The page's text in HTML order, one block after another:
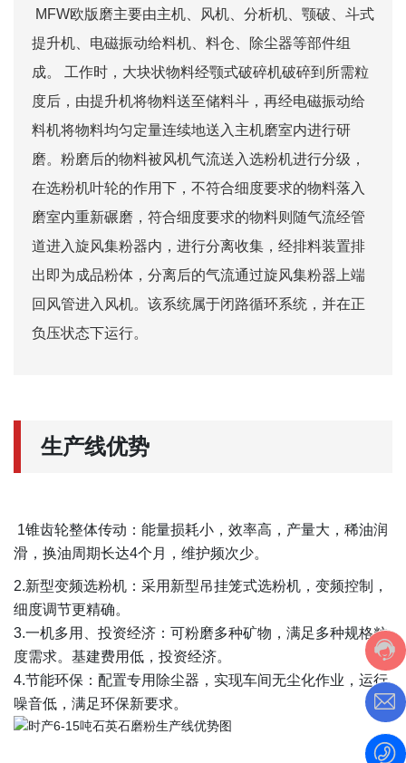
MFW欧版磨主要由主机、风机、分析机、颚破、斗式
提升机、电磁振动给料机、料仓、除尘器等部件组
成。 工作时，大块状物料经颚式破碎机破碎到所需粒
度后，由提升机将物料送至储料斗，再经电磁振动给
料机将物料均匀定量连续地送入主机磨室内进行研
磨。粉磨后的物料被风机气流送入选粉机进行分级，
在选粉机叶轮的作用下，不符合细度要求的物料落入
磨室内重新碾磨，符合细度要求的物料则随气流经管
道进入旋风集粉器内，进行分离收集，经排料装置排
出即为成品粉体，分离后的气流通过旋风集粉器上端
回风管进入风机。该系统属于闭路循环系统，并在正
负压状态下运行。
生产线优势
1锥齿轮整体传动：能量损耗小，效率高，产量大，稀油润
滑，换油周期长达4个月，维护频次少。
2.新型变频选粉机：采用新型吊挂笼式选粉机，变频控制，
细度调节更精确。
3.一机多用、投资经济：可粉磨多种矿物，满足多种规格粒
度需求。基建费用低，投资经济。
4.节能环保：配置专用除尘器，实现车间无尘化作业，运行
噪音低，满足环保新要求。